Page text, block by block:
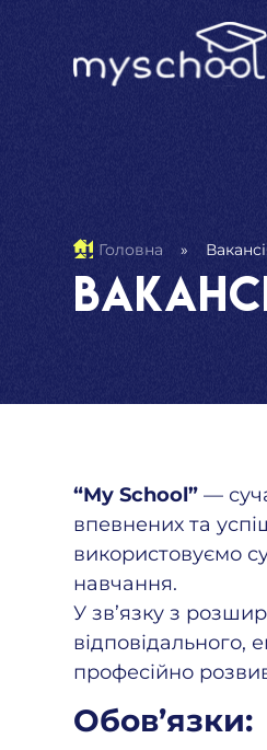
Головна »
“My School” —
впевнених та
використовуємо
навчання.
У зв’язку з
відповідального,
професійно
Обов’язки: